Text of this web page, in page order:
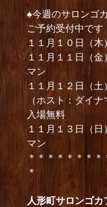
♠︎今週のサロンゴ
ご予約受付中です
１１月１０日（
１１月１１日（
マン
１１月１２日（
（ホスト：ダイ
入場無料
１１月１３日（
マン
＊＊＊＊＊＊＊
＊
人形町サロンゴカ